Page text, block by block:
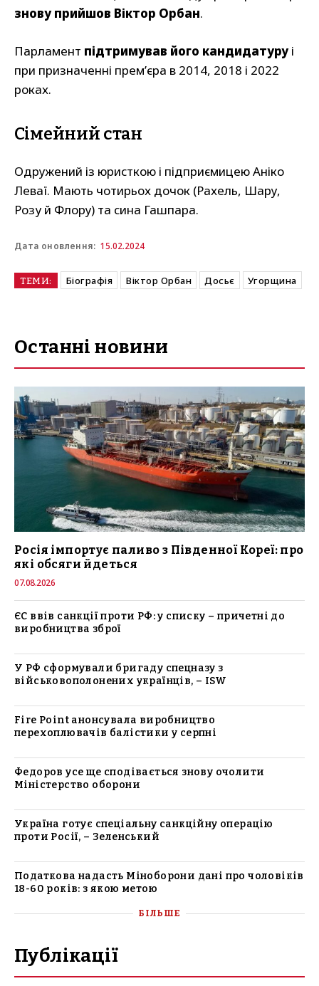
знову прийшов Віктор Орбан.
Парламент підтримував його кандидатуруі
при призначенні премʼєра в 2014, 2018 і 2022
роках.
Сімейний стан
Одружений із юристкою і підприємицею Аніко
Леваї. Мають чотирьох дочок (Рахель, Шару,
Розу й Флору) та сина Гашпара.
Дата оновлення: 15.02.2024
ТЕМИ: Біографія Віктор Орбан Досьє Угорщина
Останні новини
Росія імпортує паливо з Південної Кореї: про
які обсяги йдеться
07.08.2026
ЄС ввів санкції проти РФ: у списку – причетні до
виробництва зброї
У РФ сформували бригаду спецназу з
військовополонених українців, – ISW
Fire Point анонсувала виробництво
перехоплювачів балістики у серпні
Федоров усе ще сподівається знову очолити
Міністерство оборони
Україна готує спеціальну санкційну операцію
проти Росії, – Зеленський
Податкова надасть Міноборони дані про чоловіків
18-60 років: з якою метою
БІЛЬШЕ
Публікації